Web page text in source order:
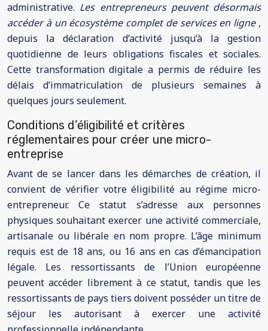
administrative. Les entrepreneurs peuvent désormais
accéder à un écosystème complet de services en ligne ,
depuis la déclaration d’activité jusqu’à la gestion
quotidienne de leurs obligations fiscales et sociales.
Cette transformation digitale a permis de réduire les
délais d’immatriculation de plusieurs semaines à
quelques jours seulement.
Conditions d’éligibilité et critères
réglementaires pour créer une micro-
entreprise
Avant de se lancer dans les démarches de création, il
convient de vérifier votre éligibilité au régime micro-
entrepreneur. Ce statut s’adresse aux personnes
physiques souhaitant exercer une activité commerciale,
artisanale ou libérale en nom propre. L’âge minimum
requis est de 18 ans, ou 16 ans en cas d’émancipation
légale. Les ressortissants de l’Union européenne
peuvent accéder librement à ce statut, tandis que les
ressortissants de pays tiers doivent posséder un titre de
séjour les autorisant à exercer une activité